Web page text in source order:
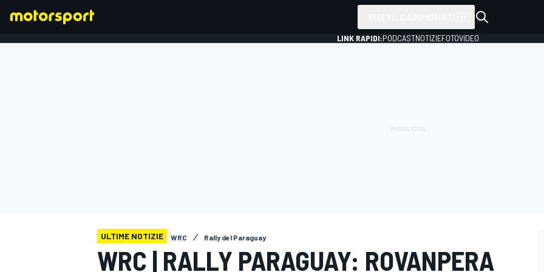
LINK RAPIDI:PODCASTNOTIZIEFOTOVIDEO
ULTIME NOTIZIE WRC Rally del Paraguay
WRC | RALLY PARAGUAY: ROVANPERA